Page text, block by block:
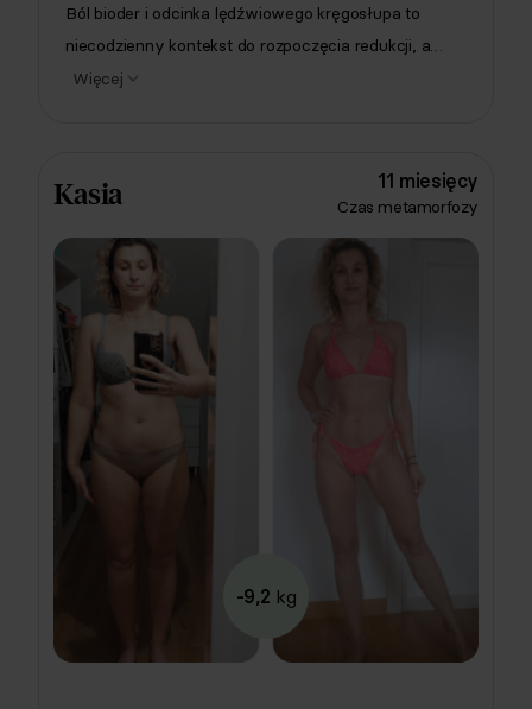
Ból bioder i odcinka lędźwiowego kręgosłupa to
niecodzienny kontekst do rozpoczęcia redukcji, a
Katarzyna miała jeszcze jedną obawę: że nasze
kurczakiem, kanapkami z zielonym pesto i
croissantem z brzoskwinią, bo preferencje Kasi były
punktem wyjścia, nie kompromisem. Równolegle
trener-fizjoterapeuta przygotował domowe treningi
kilku miesiącach: ponad 6 kg mniej, 10,5 cm w pasie i
12 cm w biodrach, a do tego wyraźnie mniejszy
dyskomfort podczas ruchu. Dziś ćwiczenia to dla
Kasi rutyna, a jedzenie, wbrew obawom, czysta
Więcej
Kasia 11 miesięcy
Czas metamorfozy
-9,2 kg